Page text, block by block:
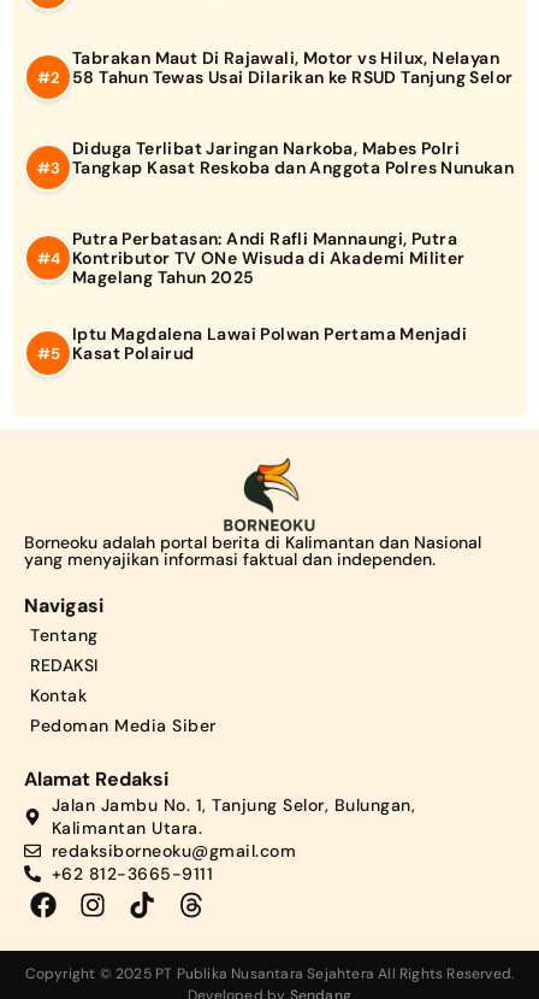
Tabrakan Maut Di Rajawali, Motor vs Hilux, Nelayan
58 Tahun Tewas Usai Dilarikan ke RSUD Tanjung Selor
Diduga Terlibat Jaringan Narkoba, Mabes Polri
Tangkap Kasat Reskoba dan Anggota Polres Nunukan
Putra Perbatasan: Andi Rafli Mannaungi, Putra
Kontributor TV ONe Wisuda di Akademi Militer
Magelang Tahun 2025
Iptu Magdalena Lawai Polwan Pertama Menjadi
Kasat Polairud
Borneoku adalah portal berita di Kalimantan dan Nasional
yang menyajikan informasi faktual dan independen.
Navigasi
Tentang
REDAKSI
Kontak
Pedoman Media Siber
Alamat Redaksi
Jalan Jambu No. 1, Tanjung Selor, Bulungan,
Kalimantan Utara.
redaksiborneoku@gmail.com
+62 812-3665-9111
Copyright © 2025 PT Publika Nusantara Sejahtera All Rights Reserved.
Developed by Sendang